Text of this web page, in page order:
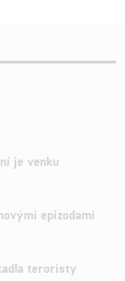
je venku
epizodami
teroristy